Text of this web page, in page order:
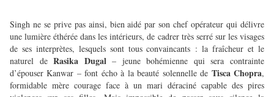
Singh ne se prive pas ainsi, bien aidé par son chef opérateur qui délivre
une lumière éthérée dans les intérieurs, de cadrer très serré sur les visages
de ses interprètes, lesquels sont tous convaincants : la fraîcheur et le
naturel deRasika Dugal– jeune bohémienne qui sera contrainte
d’épouser Kanwar – font écho à la beauté solennelle de Tisca Chopra,
formidable mère courage face à un mari déraciné capable des pires